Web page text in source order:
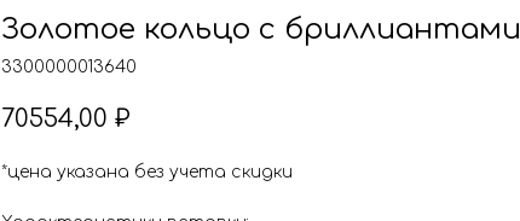
Золотое кольцо с бриллиантами
3300000013640
70554,00 ₽
*цена указана без учета скидки